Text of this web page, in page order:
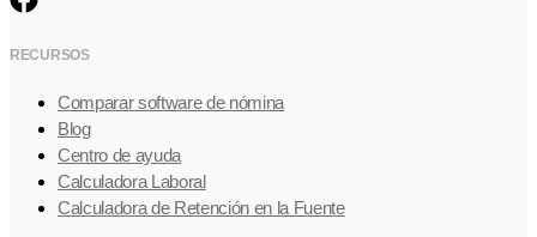
RECURSOS
Comparar software de nómina
Blog
Centro de ayuda
Calculadora Laboral
Calculadora de Retención en la Fuente